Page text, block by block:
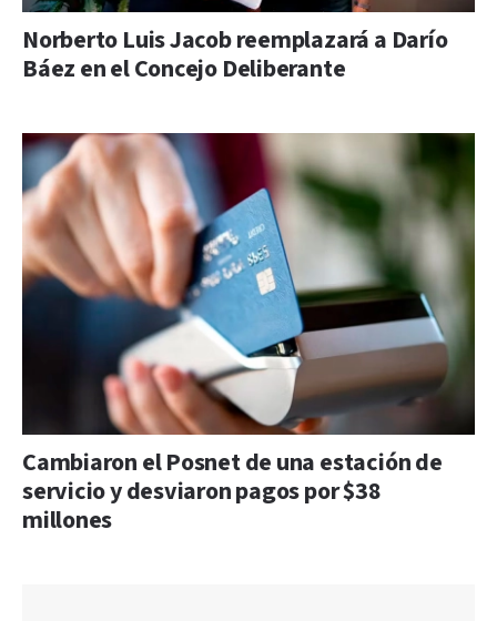
Norberto Luis Jacob reemplazará a Darío
Báez en el Concejo Deliberante
Cambiaron el Posnet de una estación de
servicio y desviaron pagos por $38
millones